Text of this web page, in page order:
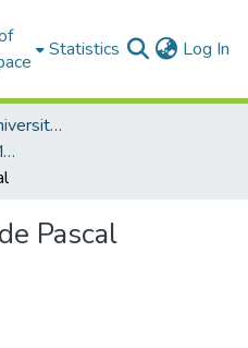
Statistics Log In
Collezioni Digitali Università della Calabria
Sala di ricerca "Tullio De Mauro"
Pascal